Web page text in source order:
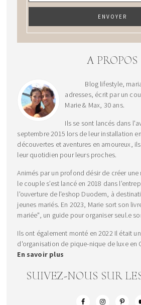
A PROPOS
Blog lifestyle,
adresses, écrit par un
Marie & Max, 30 ans.
Ils se sont lancés dans
septembre 2015 lors de leur installation
découvertes et aventures en amoureux,
leur quotidien pour leurs proches.
Animés par un profond désir de créer une
le couple s’est lancé en 2018 dans
l'ouverture de l'eshop Duodem, à
jeunes mariés. En 2023, Marie sort son
mariée", un guide pour organiser seul.e
Ils ont également monté en 2022 Il était
d'organisation de pique-nique de luxe en
En savoir plus
SUIVEZ-NOUS SUR